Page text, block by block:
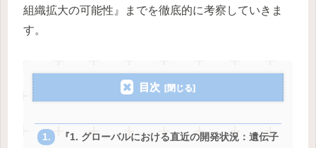
組織拡大の可能性』までを徹底的に考察していきま
す。
目次
『1. グローバルにおける直近の開発状況：遺伝子